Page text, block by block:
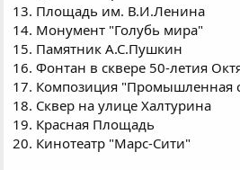
13. Площадь им. В.И.Ленина
14. Монумент "Голубь мира"
15. Памятник А.С.Пушкин
16. Фонтан в сквере 50-летия
17. Композиция "Промышленная
18. Сквер на улице Халтурина
19. Красная Площадь
20. Кинотеатр "Марс-Сити"